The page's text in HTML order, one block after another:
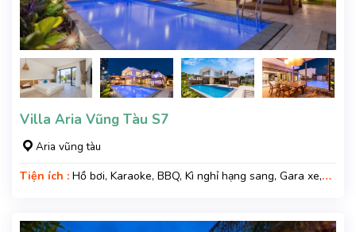
Villa Aria Vũng Tàu S7
Aria vũng tàu
Tiện ích : Hồ bơi, Karaoke, BBQ, Kì nghỉ hạng sang, Gara xe,